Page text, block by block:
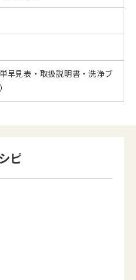
早見表・取扱説明書・洗浄ブ
ピ